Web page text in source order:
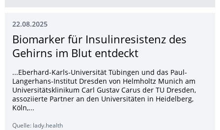
22.08.2025
Biomarker für Insulinresistenz des
Gehirns im Blut entdeckt
...Eberhard-Karls-Universität Tübingen und das Paul-
Langerhans-Institut Dresden von Helmholtz Munich am
Universitätsklinikum Carl Gustav Carus der TU Dresden,
assoziierte Partner an den Universitäten in Heidelberg,
Köln,...
Quelle: lady.health